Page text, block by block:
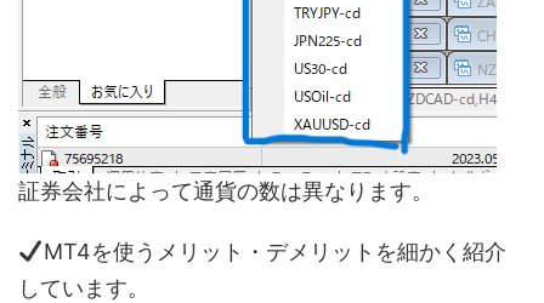
証券会社によって通貨の数は異なります。
MT4を使うメリット・デメリットを細かく紹介
しています。